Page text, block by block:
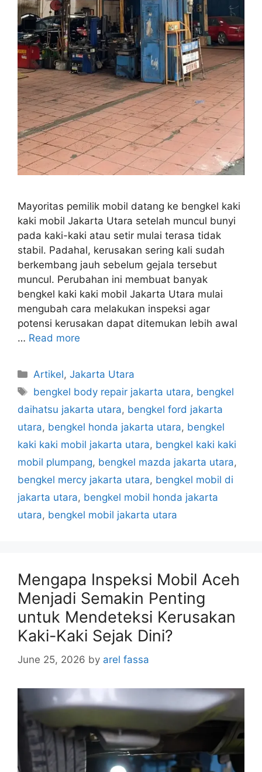
Mayoritas pemilik mobil datang ke bengkel kaki
kaki mobil Jakarta Utara setelah muncul bunyi
pada kaki-kaki atau setir mulai terasa tidak
stabil. Padahal, kerusakan sering kali sudah
berkembang jauh sebelum gejala tersebut
muncul. Perubahan ini membuat banyak
bengkel kaki kaki mobil Jakarta Utara mulai
mengubah cara melakukan inspeksi agar
potensi kerusakan dapat ditemukan lebih awal
… Read more
Artikel,Jakarta Utara
bengkel body repair jakarta utara, bengkel
daihatsu jakarta utara, bengkel ford jakarta
utara, bengkel honda jakarta utara, bengkel
kaki kaki mobil jakarta utara, bengkel kaki kaki
mobil plumpang, bengkel mazda jakarta utara,
bengkel mercy jakarta utara, bengkel mobil di
jakarta utara, bengkel mobil honda jakarta
utara, bengkel mobil jakarta utara
Mengapa Inspeksi Mobil Aceh
Menjadi Semakin Penting
untuk Mendeteksi Kerusakan
Kaki-Kaki Sejak Dini?
June 25, 2026 by arel fassa